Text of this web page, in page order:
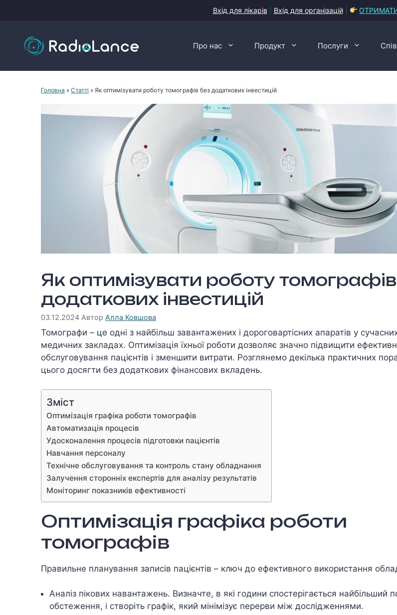
Вхід для лікарів Вхід для організацій|
Про нас Продукт Послуги
Головна » Статті » Як оптимізувати роботу томографів без додаткових інвестицій
Як оптимізувати роботу
додаткових інвестицій
03.12.2024 Автор Алла Ковшова
Томографи – це одні з найбільш завантажених і дороговартісних апаратів у
медичних закладах. Оптимізація їхньої роботи дозволяє значно підвищити
обслуговування пацієнтів і зменшити витрати. Розглянемо декілька практичних
цього досягти без додаткових фінансових вкладень.
Зміст
Оптимізація графіка роботи томографів
Автоматизація процесів
Удосконалення процесів підготовки пацієнтів
Навчання персоналу
Технічне обслуговування та контроль стану обладнання
Залучення сторонніх експертів для аналізу результатів
Моніторинг показників ефективності
Оптимізація графіка роботи
томографів
Правильне планування записів пацієнтів – ключ до ефективного використання
Аналіз пікових навантажень. Визначте, в які години спостерігається найбільший
обстеження, і створіть графік, який мінімізує перерви між дослідженнями.